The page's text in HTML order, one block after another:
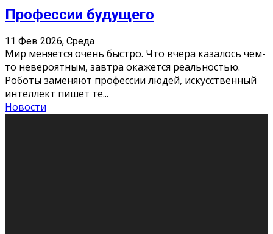
Как бороться со стрессом
11 Фев 2026, Среда
Стресс – нормальная реакция организма, когда
факторов, воздействующих на твой организм
больше, чем ресурсов. Есть советы, как бороться со
стрессовым состояни
Новости